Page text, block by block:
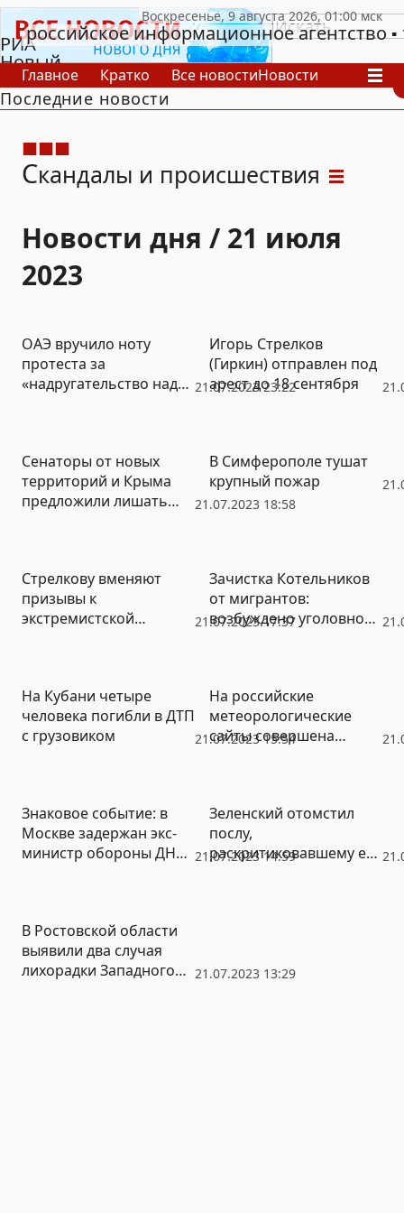
РИА
Новый
День
российское информационное агентство
Главное Кратко Все новостиНовости
В России
В мире
Последние новости
Скандалы и происшествия
Новости дня / 21 июля
2023
21.07.2023 23:22
ОАЭ вручило ноту
протеста за
«надругательство над
Игорь Стрелков
(Гиркин) отправлен под
арест до 18 сентября
21.07.2023 18:58
Сенаторы от новых
территорий и Крыма
предложили лишать
В Симферополе тушат
крупный пожар
21.07.2023 17:37
Стрелкову вменяют
призывы к
экстремистской
Зачистка Котельников
от мигрантов:
возбуждено уголовное
21.07.2023 15:54
На Кубани четыре
человека погибли в ДТП
с грузовиком
На российские
метеорологические
сайты совершена
21.07.2023 14:59
Знаковое событие: в
Москве задержан экс-
министр обороны ДНР
Зеленский отомстил
послу,
раскритиковавшему его
21.07.2023 13:29
В Ростовской области
выявили два случая
лихорадки Западного